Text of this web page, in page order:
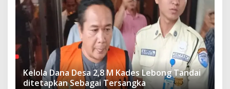
Kelola Dana Desa 2,8 M Kades Lebong Tandai
ditetapkan Sebagai Tersangka